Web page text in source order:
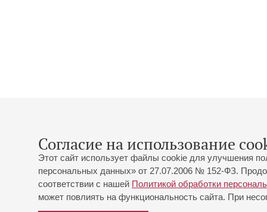
Согласие на использование
Этот сайт использует файлы cookie для улучшения
персональных данных» от 27.07.2006 № 152-ФЗ.
соответствии с нашей Политикой обработки
может повлиять на функциональность сайта. При